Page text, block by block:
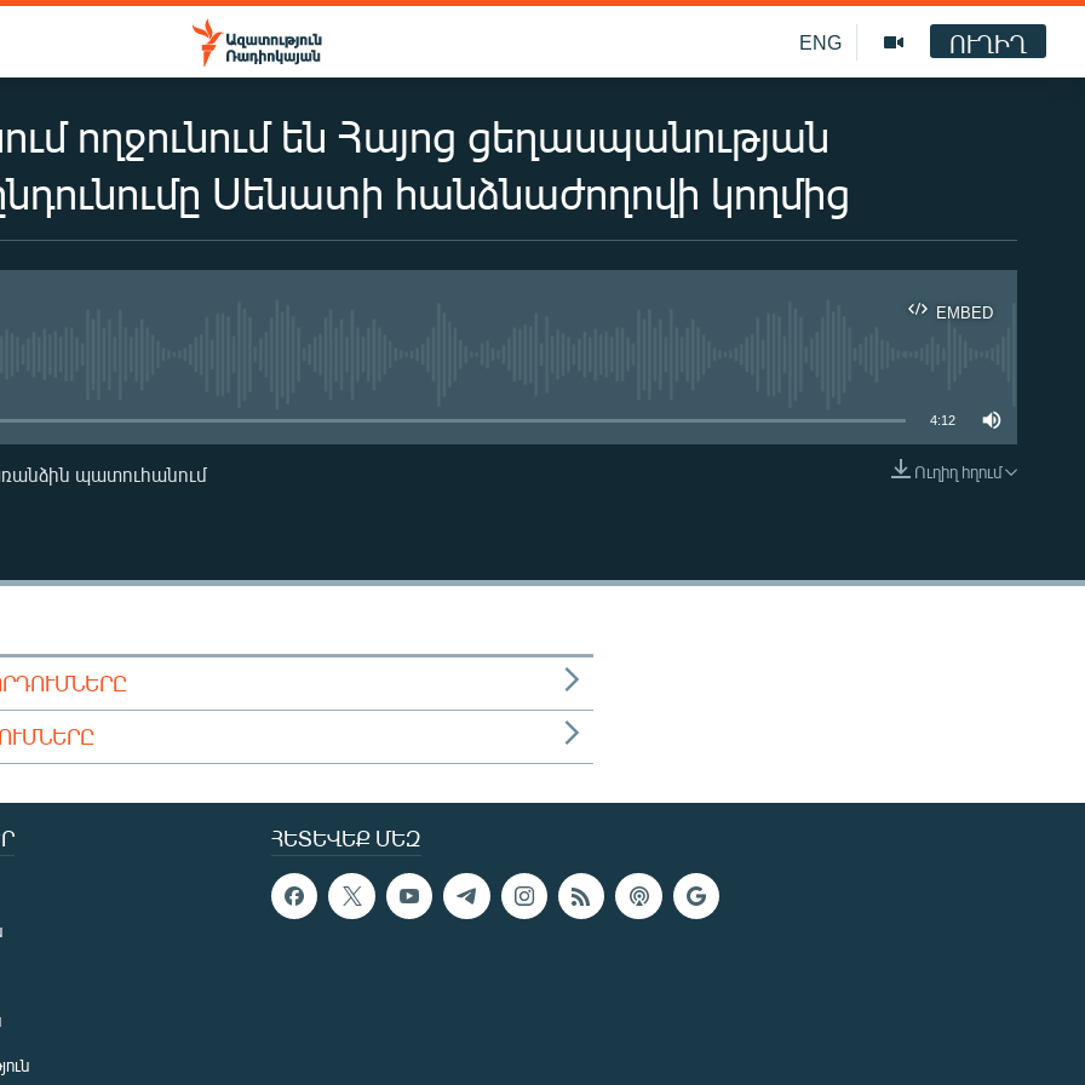
ENG ՈՒՂԻՂ
ողջունում են Հայոց ցեղասպանության
Սենատի հանձնաժողովի կողմից
EMBED
EMBED
4:12
Ուղիղ հղում
պատուհանում
ՀԵՏԵՎԵՔ ՄԵԶ